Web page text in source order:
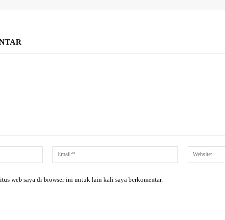
Nama:*
Email:*
web saya di browser ini untuk lain kali saya berkomentar.